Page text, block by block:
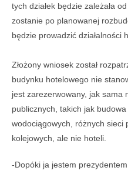
tych działek będzie zależała
zostanie po planowanej
będzie prowadzić działalności
Złożony wniosek został
budynku hotelowego nie
jest zarezerwowany, jak sama
publicznych, takich jak
wodociągowych, różnych sieci
kolejowych, ale nie hoteli.
-Dopóki ja jestem